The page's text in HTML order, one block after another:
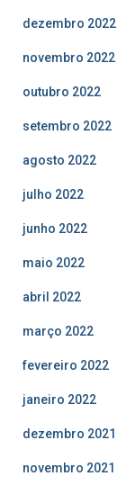
dezembro 2022
novembro 2022
outubro 2022
setembro 2022
agosto 2022
julho 2022
junho 2022
maio 2022
abril 2022
março 2022
fevereiro 2022
janeiro 2022
dezembro 2021
novembro 2021